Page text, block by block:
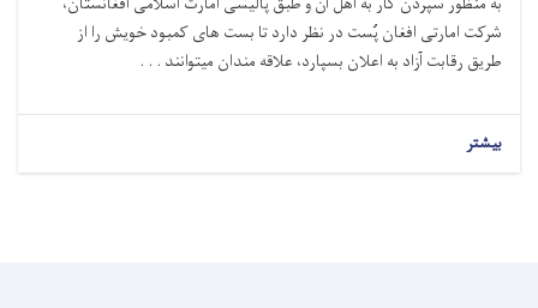
شرکت امارتی افغان پُست در نظر دارد تا بست‌ های کمبود خویش را از
طریق رقابت آزاد به اعلان بسپارد، علاقه ‌مندان میتوانند . . .
بیشتر